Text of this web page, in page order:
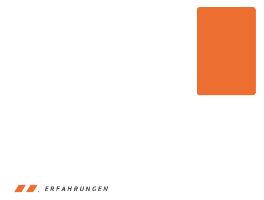
ERFAHRUNGEN